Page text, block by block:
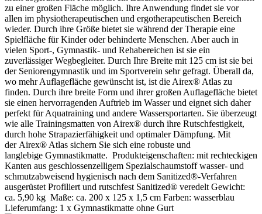
zu einer großen Fläche möglich. Ihre Anwendung findet sie vor
allen im physiotherapeutischen und ergotherapeutischen Bereich
wieder. Durch ihre Größe bietet sie während der Therapie eine
Spielfläche für Kinder oder behinderte Menschen. Aber auch in
vielen Sport-, Gymnastik- und Rehabereichen ist sie ein
zuverlässiger Wegbegleiter. Durch Ihre Breite mit 125 cm ist sie bei
der Seniorengymnastik und im Sportverein sehr gefragt. Überall da,
wo mehr Auflagefläche gewünscht ist, ist die Airex® Atlas zu
finden. Durch ihre breite Form und ihrer großen Auflagefläche bietet
sie einen hervorragenden Auftrieb im Wasser und eignet sich daher
perfekt für Aquatraining und andere Wassersportarten. Sie überzeugt
wie alle Trainingsmatten von Airex® durch ihre Rutschfestigkeit,
durch hohe Strapazierfähigkeit und optimaler Dämpfung. Mit
der Airex® Atlas sichern Sie sich eine robuste und
langlebige Gymnastikmatte. Produkteigenschaften: mit rechteckigen
Kanten aus geschlossenzelligem Spezialschaumstoff wasser- und
schmutzabweisend hygienisch nach dem Sanitized®-Verfahren
ausgerüstet Profiliert und rutschfest Sanitized® veredelt Gewicht:
ca. 5,90 kg Maße: ca. 200 x 125 x 1,5 cm Farben: wasserblau
Lieferumfang: 1 x Gymnastikmatte ohne Gurt